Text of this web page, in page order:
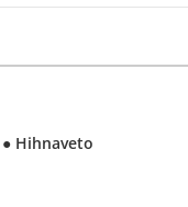
● Hihnaveto